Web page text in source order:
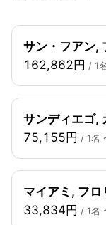
サン・フアン,
162,862円 / 1
サンディエゴ,
75,155円 / 1名
マイアミ, フ
33,834円 / 1名